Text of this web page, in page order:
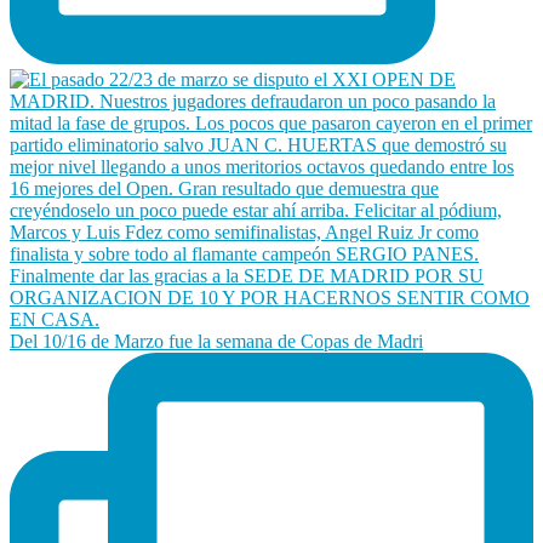
Del 10/16 de Marzo fue la semana de Copas de Madri